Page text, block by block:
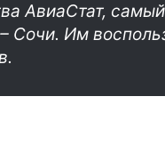
АвиаСтат,
Сочи. Им